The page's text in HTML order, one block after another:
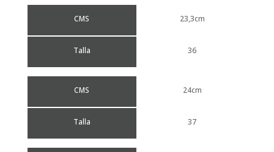
CMS
Talla
23,3cm
36
CMS
Talla
24cm
37